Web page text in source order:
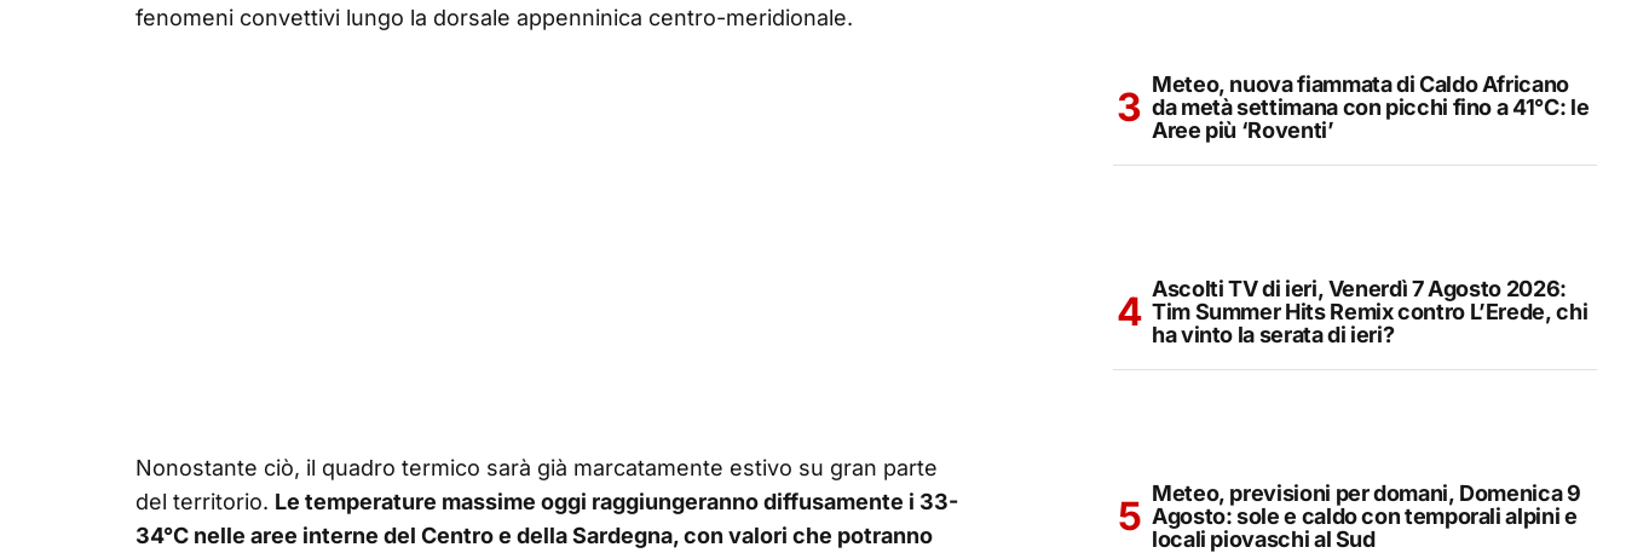
fenomeni convettivi lungo la dorsale appenninica centro-meridionale.
Nonostante ciò, il quadro termico sarà già marcatamente estivo su gran parte
del territorio. Le temperature massime oggi raggiungeranno diffusamente i 33-
34°C nelle aree interne del Centro e della Sardegna, con valori che potranno
Meteo, nuova fiammata di Caldo Africano
da metà settimana con picchi fino a 41°C: le
Aree più ‘Roventi’
Ascolti TV di ieri, Venerdì 7 Agosto 2026:
Tim Summer Hits Remix contro L’Erede, chi
ha vinto la serata di ieri?
Meteo, previsioni per domani, Domenica 9
Agosto: sole e caldo con temporali alpini e
locali piovaschi al Sud